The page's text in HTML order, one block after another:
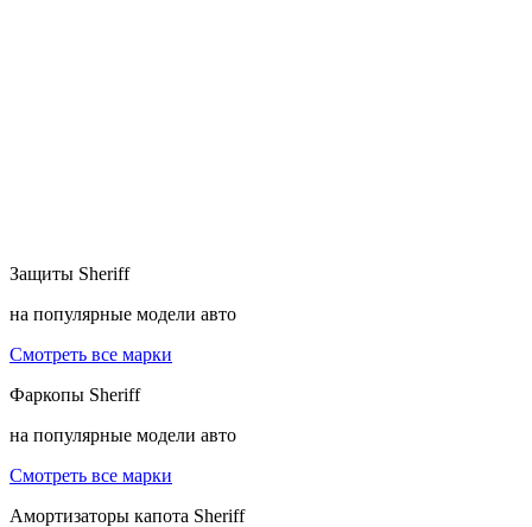
Защиты Sheriff
на популярные модели авто
Смотреть все марки
Фаркопы Sheriff
на популярные модели авто
Смотреть все марки
Амортизаторы капота Sheriff